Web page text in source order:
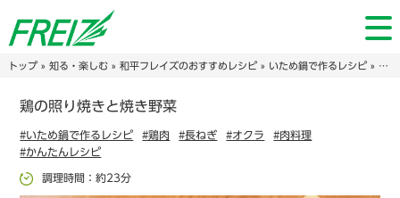
トップ» 知る・楽しむ» 和平フレイズのおすすめレシピ» いため鍋で作るレシピ» 鶏の照り焼きと焼き野菜
鶏の照り焼きと焼き野菜
#いため鍋で作るレシピ #鶏肉 #長ねぎ #オクラ
#肉料理
#かんたんレシピ
調理時間：約23分